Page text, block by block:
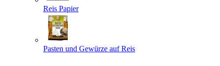
Reis Papier
Pasten und Gewürze auf Reis